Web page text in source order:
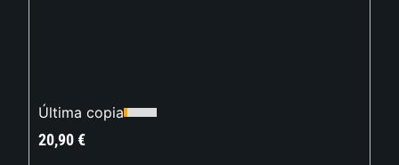
Última copia
20,90€